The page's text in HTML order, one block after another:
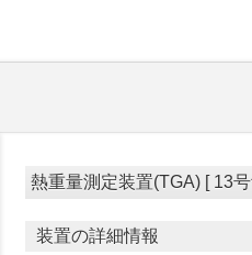
熱重量測定装置(TGA) [ 13
装置の詳細情報